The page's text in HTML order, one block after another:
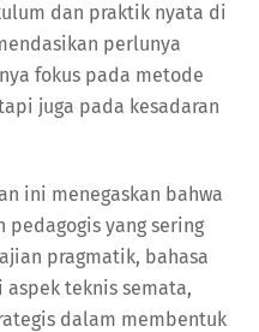
dan praktik nyata di
perlunya
fokus pada metode
juga pada kesadaran
ini menegaskan bahwa
pedagogis yang sering
pragmatik, bahasa
teknis semata,
dalam membentuk